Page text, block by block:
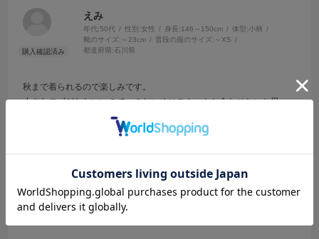
えみ
年代:50代 性別:女性 身長:146～150cm 体型:小柄
靴のサイズ: ～23cm 普段の服のサイズ: ～XS
都道府県:石川県
秋まで着られるので楽しみです。
小さなロゴがかわいいので、きれいめにスカートと合わせたいと思っ
毎年購入するお気に入りです。